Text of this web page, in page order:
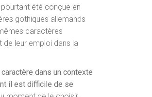
pourtant été conçue en
gothiques allemands
caractères
de leur emploi dans la
dans un contexte
il est difficile de se